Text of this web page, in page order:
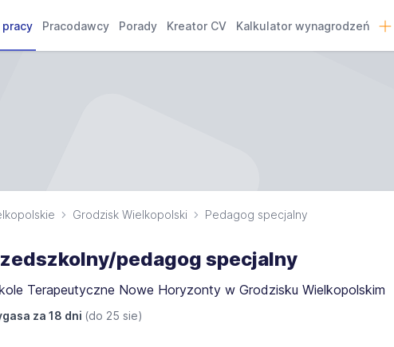
Pracodawcy Porady Kreator CV Kalkulator wynagrodzeń
Grodzisk Wielkopolski Pedagog specjalny
pedagog specjalny
Terapeutyczne Nowe Horyzonty w Grodzisku Wielkopolskim
za 18 dni (do 25 sie)